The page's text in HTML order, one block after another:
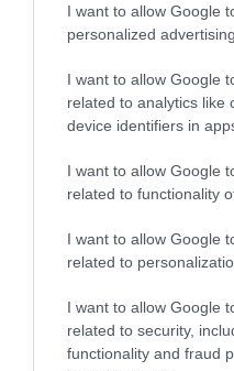
I want to allow Google
personalized advertising.
I want to allow Google
related to analytics like
device identifiers in
I want to allow Google
related to functionality
I want to allow Google
related to
I want to allow Google
related to security,
functionality and fraud
08.07.2026
Vegan συνταγή: